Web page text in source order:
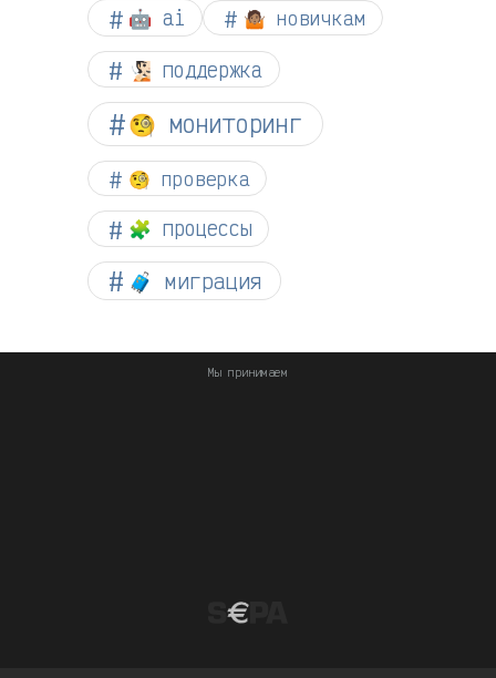
🤖 ai 🤷🏽 новичкам
🧏🏻 поддержка
🧐 мониторинг
🧐 проверка
🧩 процессы
🧳 миграция
Мы принимаем